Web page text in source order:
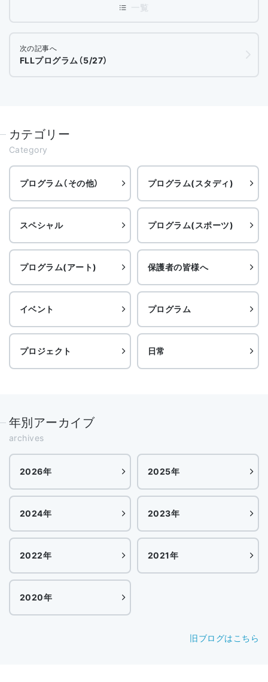
次の記事へ
FLLプログラム（5/27）
カテゴリー
Category
プログラム（その他） プログラム(スタディ)
スペシャル プログラム(スポーツ)
プログラム(アート) 保護者の皆様へ
イベント プログラム
プロジェクト 日常
年別アーカイブ
archives
2026年 2025年
2024年 2023年
2022年 2021年
2020年
旧ブログはこちら